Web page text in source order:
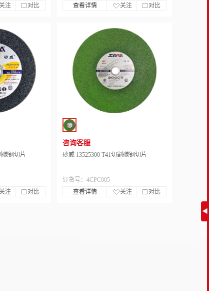
◀
注 对比
查看详情
关注 对比
碳钢切片
注 对比
咨询客服
砂威 13525300 T41切割碳钢切片
订货号：4CPC005
查看详情
关注 对比